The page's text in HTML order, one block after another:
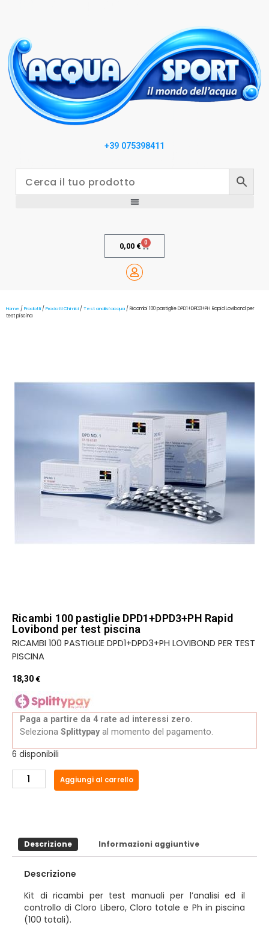
+39 075398411
0,00 € 0
Home / Prodotti/ Prodotti Chimici/ Test analisi acqua / Ricambi 100 pastiglie DPD1+DPD3+PH Rapid Lovibond per
test piscina
Ricambi 100 pastiglie DPD1+DPD3+PH Rapid
Lovibond per test piscina
RICAMBI 100 PASTIGLIE DPD1+DPD3+PH LOVIBOND PER TEST
PISCINA
18,30€
Paga a partire da 4 rate ad interessi zero.
Seleziona Splittypay al momento del pagamento.
6 disponibili
Aggiungi al carrello
Descrizione Informazioni aggiuntive
Descrizione
Kit di ricambi per test manuali per l’analisi ed il
controllo di Cloro Libero, Cloro totale e Ph in piscina
(100 totali).